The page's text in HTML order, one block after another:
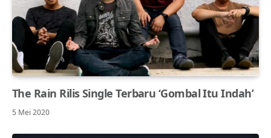
The Rain Rilis Single Terbaru ‘Gombal Itu Indah’
5 Mei 2020